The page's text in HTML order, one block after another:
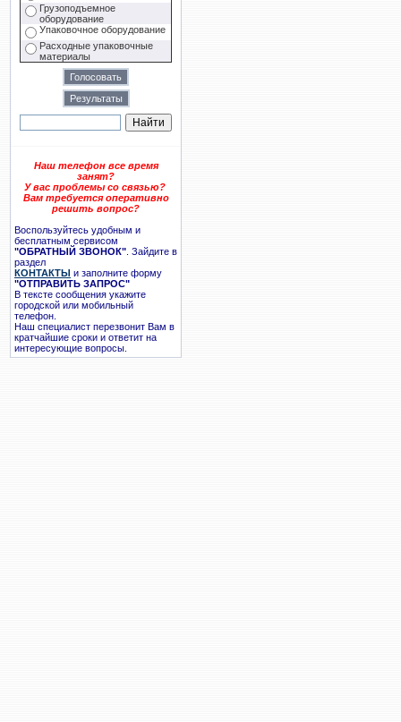
Грузоподъемное
оборудование
Упаковочное оборудование
Расходные упаковочные
материалы
Наш телефон все время
занят?
У вас проблемы со связью?
Вам требуется оперативно
решить вопрос?
Воспользуйтесь удобным и
бесплатным сервисом
"ОБРАТНЫЙ ЗВОНОК" . Зайдите в
раздел
КОНТАКТЫ и заполните форму
"ОТПРАВИТЬ ЗАПРОС"
В тексте сообщения укажите
городской или мобильный
телефон.
Наш специалист перезвонит Вам в
кратчайшие сроки и ответит на
интересующие вопросы.